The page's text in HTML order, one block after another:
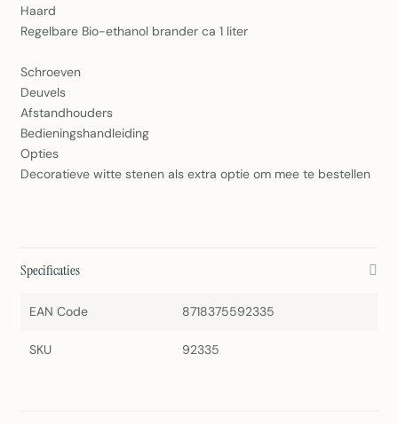
Haard
Regelbare Bio-ethanol brander ca 1 liter
Schroeven
Deuvels
Afstandhouders
Bedieningshandleiding
Opties
Decoratieve witte stenen als extra optie om mee te bestellen
Specificaties
EAN Code 8718375592335
SKU 92335